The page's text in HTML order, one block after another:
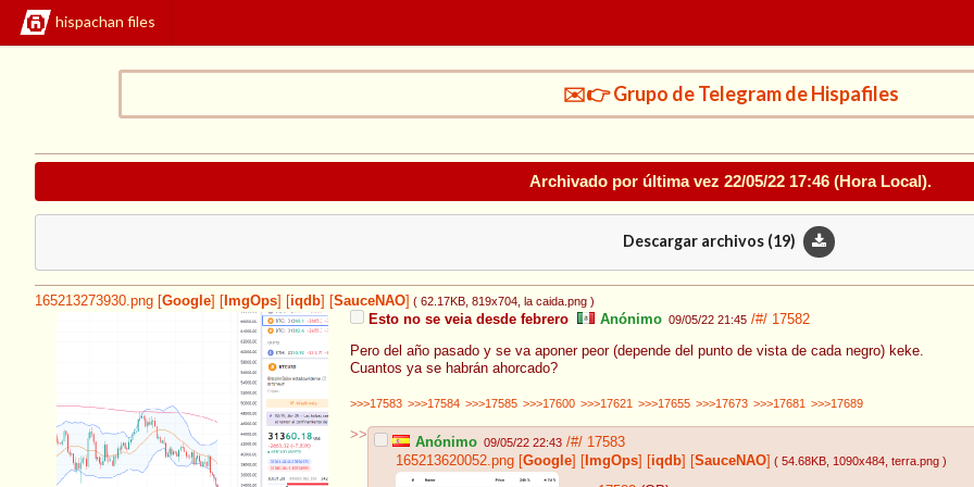
hispachan files
✉️👉 Grupo de Telegram de Hispafiles
Archivado por última vez 22/05/22 17:46 (Hora Local).
Descargar archivos (19)
165213273930.png Google ImgOps iqdb SauceNAO ( 62.17KB , 819x704 , la caida.png )
Esto no se veia desde febrero Anónimo 09/05/22 21:45 /#/ 17582
Pero del año pasado y se va aponer peor (depende del punto de vista de cada negro) keke.
Cuantos ya se habrán ahorcado?
>>>17583 >>>17584 >>>17585 >>>17600 >>>17621 >>>17655 >>>17673 >>>17681 >>>17689
>> Anónimo 09/05/22 22:43 /#/ 17583
165213620052.png [Google] [ ImgOps] [iqdb] [SauceNAO] ( 54.68KB , 1090x484 , terra.png )